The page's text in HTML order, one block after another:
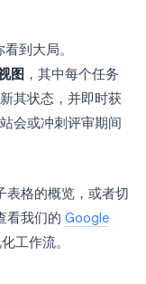
到大局。
图 ，其中每个任务
其状态，并即时获
会或冲刺评审期间
表格的概览，或者切
看我们的 Google
工作流。